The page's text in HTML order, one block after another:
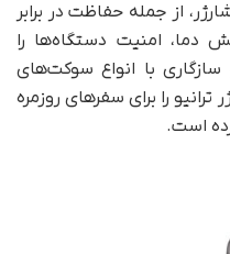
از جمله حفاظت در برابر
دما، امنیت دستگاه‌ها را
با انواع سوکت‌های
را برای سفرهای روزمره
است.